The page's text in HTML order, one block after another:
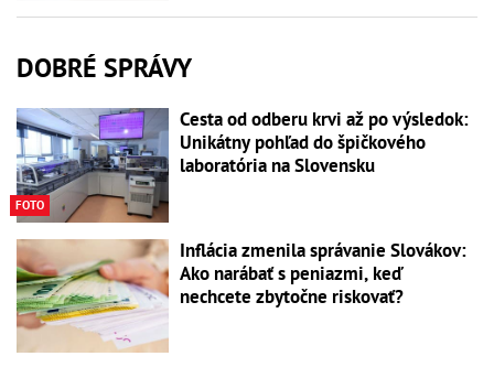
DOBRÉ SPRÁVY
FOTO
Cesta od odberu krvi až po výsledok:
Unikátny pohľad do špičkového
laboratória na Slovensku
Inflácia zmenila správanie Slovákov:
Ako narábať s peniazmi, keď
nechcete zbytočne riskovať?